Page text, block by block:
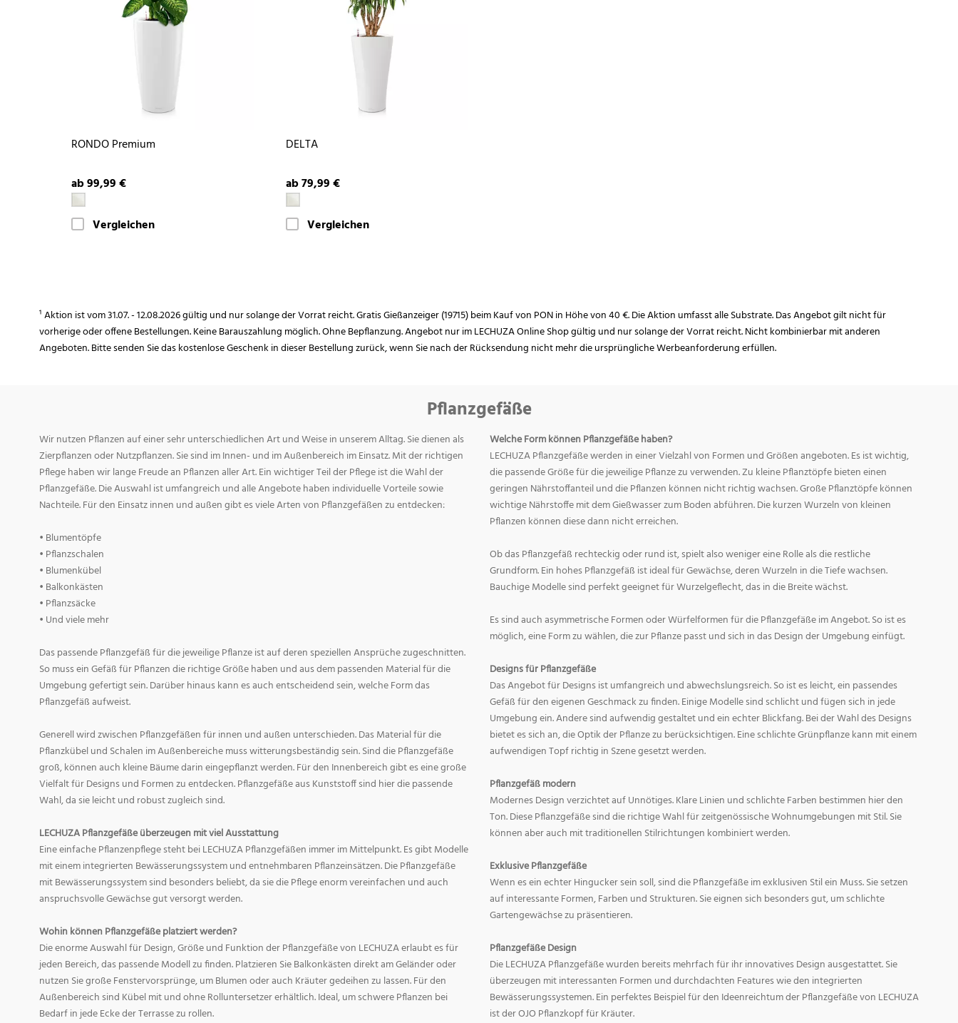
RONDO Premium
ab 99,99 €
Vergleichen
DELTA
ab 79,99 €
Vergleichen
¹ Aktion ist vom 31.07. - 12.08.2026 gültig und nur solange der Vorrat reicht. Gratis Gießanzeiger (19715) beim Kauf von PON in Höhe von 40 €. Die Aktion umfasst alle Substrate. Das Angebot gilt nicht für
vorherige oder offene Bestellungen. Keine Barauszahlung möglich. Ohne Bepflanzung. Angebot nur im LECHUZA Online Shop gültig und nur solange der Vorrat reicht. Nicht kombinierbar mit anderen
Angeboten. Bitte senden Sie das kostenlose Geschenk in dieser Bestellung zurück, wenn Sie nach der Rücksendung nicht mehr die ursprüngliche Werbeanforderung erfüllen.
Pflanzgefäße
Wir nutzen Pflanzen auf einer sehr unterschiedlichen Art und Weise in unserem Alltag. Sie dienen als
Zierpflanzen oder Nutzpflanzen. Sie sind im Innen- und im Außenbereich im Einsatz. Mit der richtigen
Pflege haben wir lange Freude an Pflanzen aller Art. Ein wichtiger Teil der Pflege ist die Wahl der
Pflanzgefäße. Die Auswahl ist umfangreich und alle Angebote haben individuelle Vorteile sowie
Nachteile. Für den Einsatz innen und außen gibt es viele Arten von Pflanzgefäßen zu entdecken:
• Blumentöpfe
• Pflanzschalen
• Blumenkübel
• Balkonkästen
• Pflanzsäcke
• Und viele mehr
Das passende Pflanzgefäß für die jeweilige Pflanze ist auf deren speziellen Ansprüche zugeschnitten.
So muss ein Gefäß für Pflanzen die richtige Größe haben und aus dem passenden Material für die
Umgebung gefertigt sein. Darüber hinaus kann es auch entscheidend sein, welche Form das
Pflanzgefäß aufweist.
Generell wird zwischen Pflanzgefäßen für innen und außen unterschieden. Das Material für die
Pflanzkübel und Schalen im Außenbereiche muss witterungsbeständig sein. Sind die Pflanzgefäße
groß, können auch kleine Bäume darin eingepflanzt werden. Für den Innenbereich gibt es eine große
Vielfalt für Designs und Formen zu entdecken. Pflanzgefäße aus Kunststoff sind hier die passende
Wahl, da sie leicht und robust zugleich sind.
LECHUZA Pflanzgefäße überzeugen mit viel Ausstattung
Eine einfache Pflanzenpflege steht bei LECHUZA Pflanzgefäßen immer im Mittelpunkt. Es gibt Modelle
mit einem integrierten Bewässerungssystem und entnehmbaren Pflanzeinsätzen. Die Pflanzgefäße
mit Bewässerungssystem sind besonders beliebt, da sie die Pflege enorm vereinfachen und auch
anspruchsvolle Gewächse gut versorgt werden.
Wohin können Pflanzgefäße platziert werden?
Die enorme Auswahl für Design, Größe und Funktion der Pflanzgefäße von LECHUZA erlaubt es für
jeden Bereich, das passende Modell zu finden. Platzieren Sie Balkonkästen direkt am Geländer oder
nutzen Sie große Fenstervorsprünge, um Blumen oder auch Kräuter gedeihen zu lassen. Für den
Außenbereich sind Kübel mit und ohne Rolluntersetzer erhältlich. Ideal, um schwere Pflanzen bei
Bedarf in jede Ecke der Terrasse zu rollen.
Welche Form können Pflanzgefäße haben?
LECHUZA Pflanzgefäße werden in einer Vielzahl von Formen und Größen angeboten. Es ist wichtig,
die passende Größe für die jeweilige Pflanze zu verwenden. Zu kleine Pflanztöpfe bieten einen
geringen Nährstoffanteil und die Pflanzen können nicht richtig wachsen. Große Pflanztöpfe können
wichtige Nährstoffe mit dem Gießwasser zum Boden abführen. Die kurzen Wurzeln von kleinen
Pflanzen können diese dann nicht erreichen.
Ob das Pflanzgefäß rechteckig oder rund ist, spielt also weniger eine Rolle als die restliche
Grundform. Ein hohes Pflanzgefäß ist ideal für Gewächse, deren Wurzeln in die Tiefe wachsen.
Bauchige Modelle sind perfekt geeignet für Wurzelgeflecht, das in die Breite wächst.
Es sind auch asymmetrische Formen oder Würfelformen für die Pflanzgefäße im Angebot. So ist es
möglich, eine Form zu wählen, die zur Pflanze passt und sich in das Design der Umgebung einfügt.
Designs für Pflanzgefäße
Das Angebot für Designs ist umfangreich und abwechslungsreich. So ist es leicht, ein passendes
Gefäß für den eigenen Geschmack zu finden. Einige Modelle sind schlicht und fügen sich in jede
Umgebung ein. Andere sind aufwendig gestaltet und ein echter Blickfang. Bei der Wahl des Designs
bietet es sich an, die Optik der Pflanze zu berücksichtigen. Eine schlichte Grünpflanze kann mit einem
aufwendigen Topf richtig in Szene gesetzt werden.
Pflanzgefäß modern
Modernes Design verzichtet auf Unnötiges. Klare Linien und schlichte Farben bestimmen hier den
Ton. Diese Pflanzgefäße sind die richtige Wahl für zeitgenössische Wohnumgebungen mit Stil. Sie
können aber auch mit traditionellen Stilrichtungen kombiniert werden.
Exklusive Pflanzgefäße
Wenn es ein echter Hingucker sein soll, sind die Pflanzgefäße im exklusiven Stil ein Muss. Sie setzen
auf interessante Formen, Farben und Strukturen. Sie eignen sich besonders gut, um schlichte
Gartengewächse zu präsentieren.
Pflanzgefäße Design
Die LECHUZA Pflanzgefäße wurden bereits mehrfach für ihr innovatives Design ausgestattet. Sie
überzeugen mit interessanten Formen und durchdachten Features wie den integrierten
Bewässerungssystemen. Ein perfektes Beispiel für den Ideenreichtum der Pflanzgefäße von LECHUZA
ist der OJO Pflanzkopf für Kräuter.